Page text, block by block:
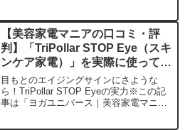
コミです。今日はPanasonicのスチーマ
ー「ナノケ...
【美容家電マニアの口コミ・評
判】「TriPollar STOP Eye（スキ
ンケア家電）」を実際に使ってみ
た正直感想
目もとのエイジングサインにさような
ら！TriPollar STOP Eyeの実力※この記
事は「ヨガユニバース｜美容家電マニア